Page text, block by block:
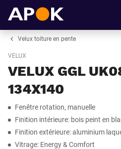
Velux toiture en pente
VELUX
VELUX GGL
134X140
Fenêtre rotation, manuelle
Finition intérieure: bois peint en
Finition extérieure: aluminium
Vitrage: Energy & Comfort